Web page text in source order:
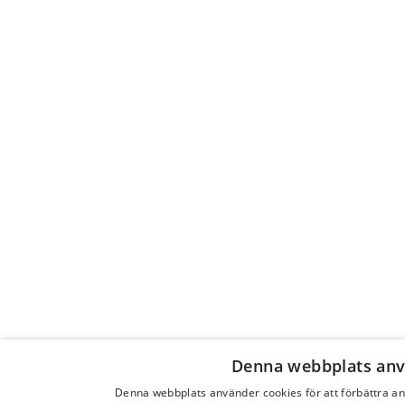
Denna webbplats
Denna webbplats använder cookies för att förbättra